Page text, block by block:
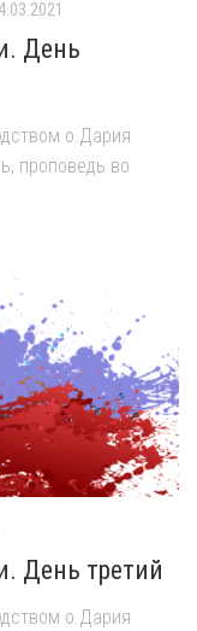
День
о.Дария
проповедь во
День третий
о.Дария